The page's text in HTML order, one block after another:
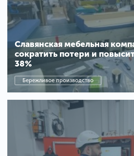
Славянская мебельная
сократить потери и
38%
Бережливое производство